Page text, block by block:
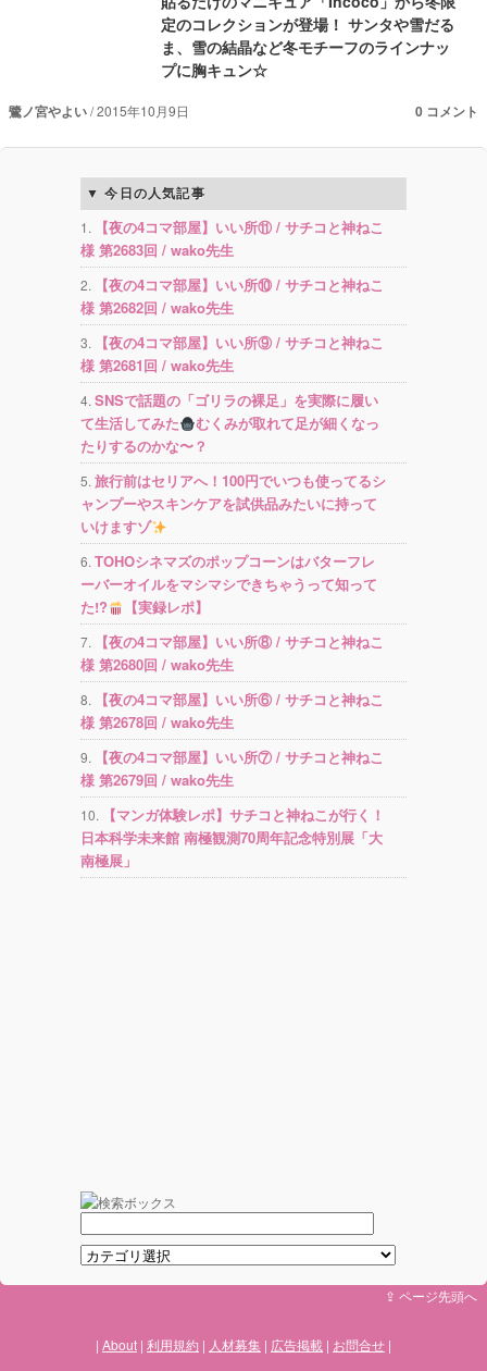
定のコレクションが登場！ サンタや雪だる
ま、雪の結晶など冬モチーフのラインナッ
プに胸キュン☆
鷺ノ宮やよい 2015年10月9日 0 コメント
今日の人気記事
【夜の4コマ部屋】いい所⑪ / サチコと神ねこ
様 第2683回 / wako先生
【夜の4コマ部屋】いい所⑩ / サチコと神ねこ
様 第2682回 / wako先生
【夜の4コマ部屋】いい所⑨ / サチコと神ねこ
様 第2681回 / wako先生
SNSで話題の「ゴリラの裸足」を実際に履い
て生活してみた
むくみが取れて足が細くなっ
たりするのかな〜？
旅行前はセリアへ！100円でいつも使ってるシ
ャンプーやスキンケアを試供品みたいに持って
いけますゾ
TOHOシネマズのポップコーンはバターフレ
ーバーオイルをマシマシできちゃうって知って
た!?
【実録レポ】
【夜の4コマ部屋】いい所⑧ / サチコと神ねこ
様 第2680回 / wako先生
【夜の4コマ部屋】いい所⑥ / サチコと神ねこ
様 第2678回 / wako先生
【夜の4コマ部屋】いい所⑦ / サチコと神ねこ
様 第2679回 / wako先生
【マンガ体験レポ】サチコと神ねこが行く！
日本科学未来館 南極観測70周年記念特別展「大
南極展」
⇪ ページ先頭へ
About 利用規約 人材募集 広告掲載 お問合せ